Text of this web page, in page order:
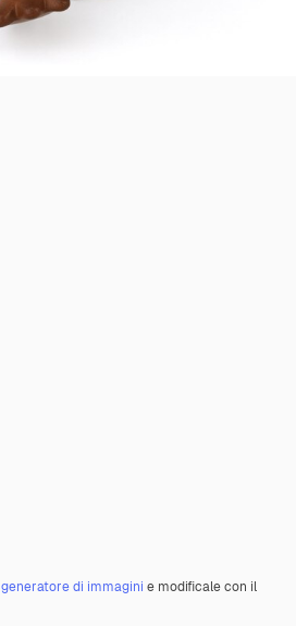
generatore di immagini e modificale con il